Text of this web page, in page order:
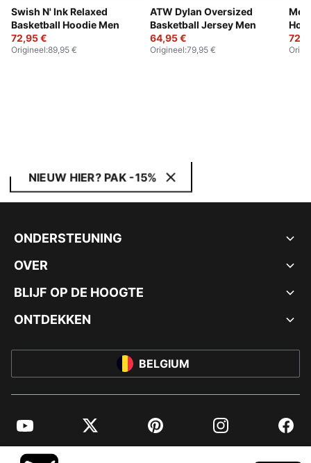
Swish N' Ink Relaxed
Basketball Hoodie Men
72,95 €
Origineel:89,95 €
ATW Dylan Oversized
Basketball Jersey Men
64,95 €
Origineel:79,95 €
NIEUW HIER? PAK -15%
ONDERSTEUNING
OVER
BLIJF OP DE HOOGTE
ONTDEKKEN
BELGIUM
YouTube Twitter Pinterest Instagram